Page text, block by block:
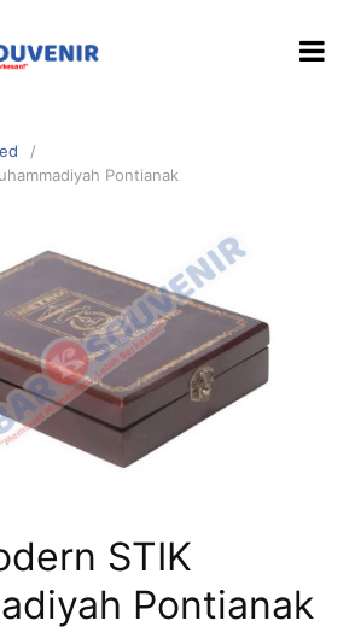
Pontianak
STIK
Pontianak